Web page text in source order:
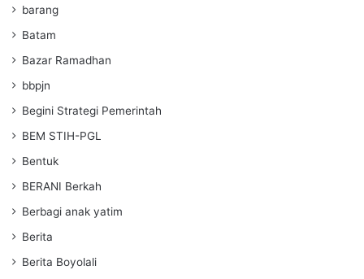
barang
Batam
Bazar Ramadhan
bbpjn
Begini Strategi Pemerintah
BEM STIH-PGL
Bentuk
BERANI Berkah
Berbagi anak yatim
Berita
Berita Boyolali